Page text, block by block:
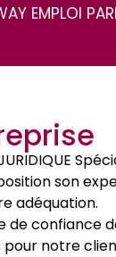
EMPLOI
JURIDIQUE
son
adéquation.
de confiance
notre